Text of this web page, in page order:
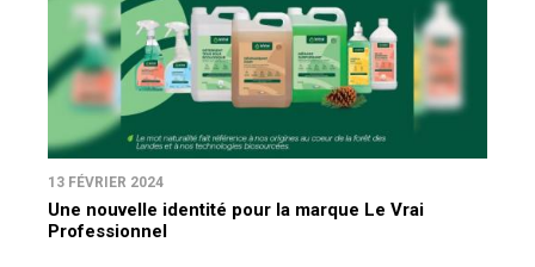
13 FÉVRIER 2024
Une nouvelle identité pour la marque Le Vrai
Professionnel